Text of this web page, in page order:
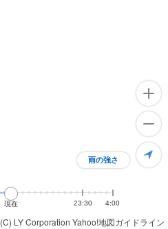
(C) LY Corporation Yahoo!地図ガイドライン
雨の強さ
現在 23:30 4:00